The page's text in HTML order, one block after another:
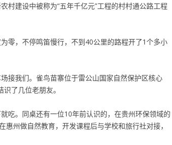
村建设中被称为“五年千亿元”工程的村村通公路工程
零，不停鸣笛慢行，不到40公里的路程开了1个多小
接我们。雀鸟苗寨位于雷公山国家自然保护区核心
了几位老朋友。
吃。同桌还有一位10年前认识的，在贵州环保领域的
州做自然教育，开发课程后与学校和旅行社对接，